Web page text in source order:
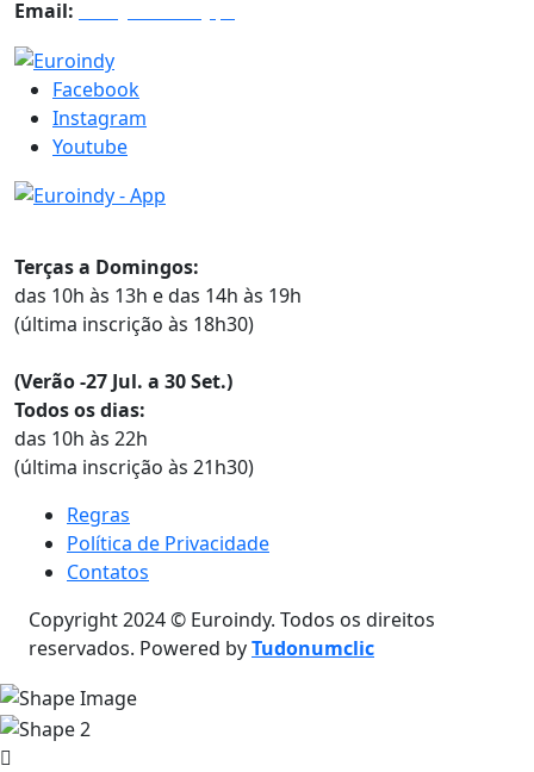
Email:
Facebook
Instagram
Youtube
Terças a Domingos:
das 10h às 13h e das 14h às 19h
(última inscrição às 18h30)
(Verão -27 Jul. a 30 Set.)
Todos os dias:
das 10h às 22h
(última inscrição às 21h30)
Regras
Política de Privacidade
Contatos
Copyright 2024 © Euroindy. Todos os direitos
reservados. Powered byTudonumclic